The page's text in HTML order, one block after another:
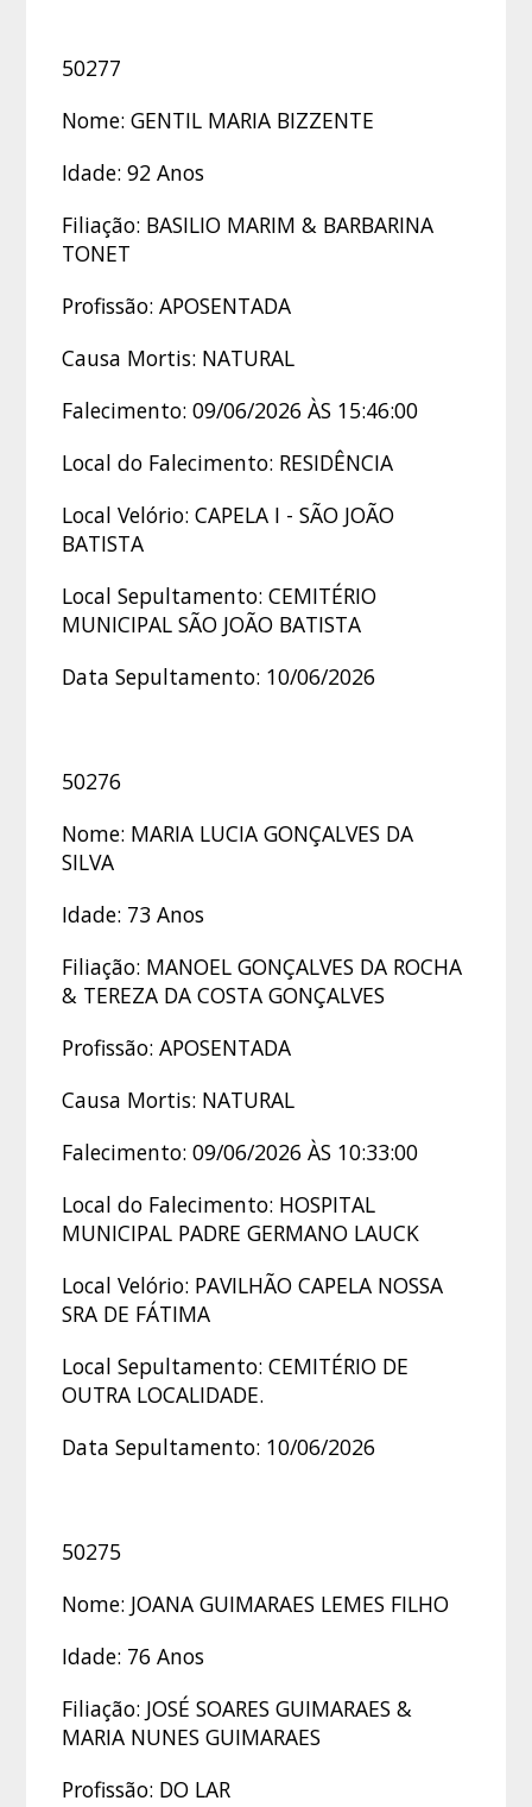
50277
Nome: GENTIL MARIA BIZZENTE
Idade: 92 Anos
Filiação: BASILIO MARIM & BARBARINA
TONET
Profissão: APOSENTADA
Causa Mortis: NATURAL
Falecimento: 09/06/2026 ÀS 15:46:00
Local do Falecimento: RESIDÊNCIA
Local Velório: CAPELA I - SÃO JOÃO
BATISTA
Local Sepultamento: CEMITÉRIO
MUNICIPAL SÃO JOÃO BATISTA
Data Sepultamento: 10/06/2026
50276
Nome: MARIA LUCIA GONÇALVES DA
SILVA
Idade: 73 Anos
Filiação: MANOEL GONÇALVES DA ROCHA
& TEREZA DA COSTA GONÇALVES
Profissão: APOSENTADA
Causa Mortis: NATURAL
Falecimento: 09/06/2026 ÀS 10:33:00
Local do Falecimento: HOSPITAL
MUNICIPAL PADRE GERMANO LAUCK
Local Velório: PAVILHÃO CAPELA NOSSA
SRA DE FÁTIMA
Local Sepultamento: CEMITÉRIO DE
OUTRA LOCALIDADE.
Data Sepultamento: 10/06/2026
50275
Nome: JOANA GUIMARAES LEMES FILHO
Idade: 76 Anos
Filiação: JOSÉ SOARES GUIMARAES &
MARIA NUNES GUIMARAES
Profissão: DO LAR